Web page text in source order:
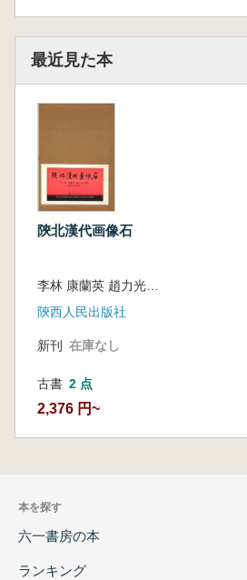
最近見た本
陝北漢代画像石
陝西人民出版社
新刊 在庫なし
古書 2 点
2,376 円~
本を探す
六一書房の本
ランキング